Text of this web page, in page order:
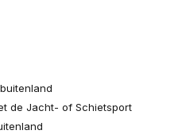
de Jacht- of Schietsport